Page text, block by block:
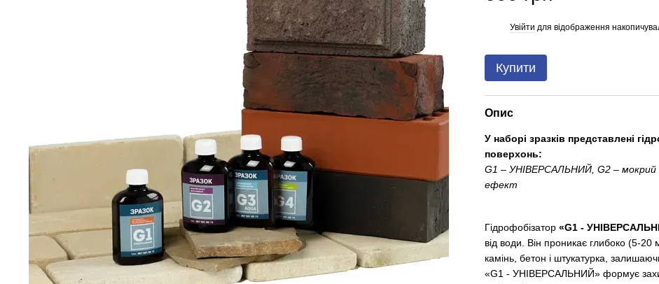
Увійти для відображення
Купити
Опис
У наборі зразків представлені
поверхонь:
G1 – УНІВЕРСАЛЬНИЙ, G2 – мокрий
ефект
Гідрофобізатор «G1 -
від води. Він проникає глибоко (5-20
камінь, бетон і штукатурка,
«G1 - УНІВЕРСАЛЬНИЙ» формує